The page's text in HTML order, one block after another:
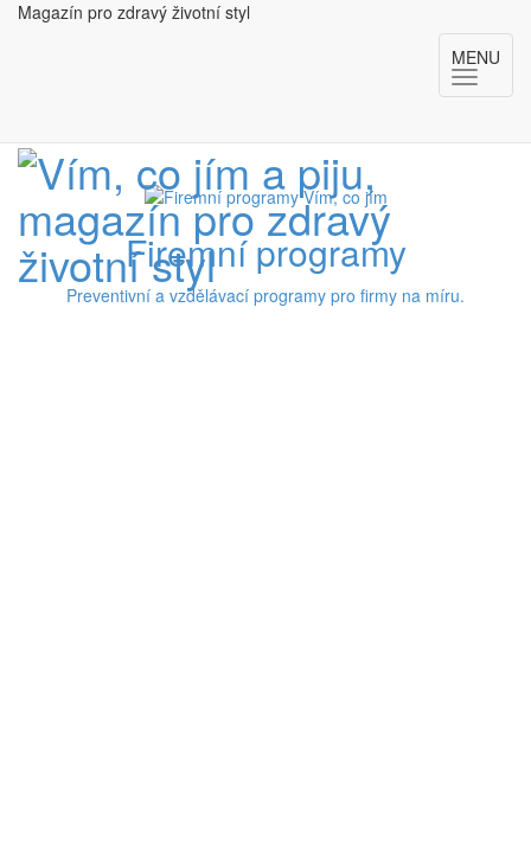
Magazín pro zdravý životní styl
MENU
Firemní programy
Preventivní a vzdělávací programy pro firmy na míru.